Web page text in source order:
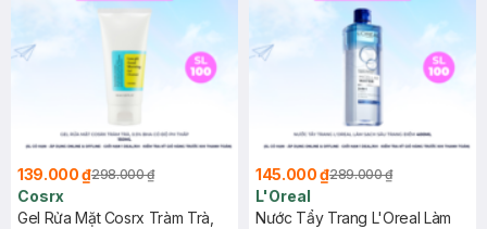
139.000 ₫298.000 ₫
Cosrx
Gel Rửa Mặt Cosrx Tràm Trà,
145.000 ₫289.000 ₫
L'Oreal
Nước Tẩy Trang L'Oreal Làm